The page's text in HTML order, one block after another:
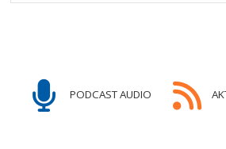
PODCAST AUDIO